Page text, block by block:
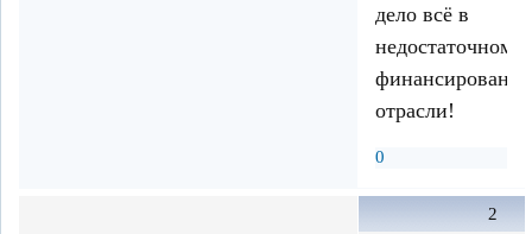
дело всё в
недостаточном
финансировании
отрасли!
0
2